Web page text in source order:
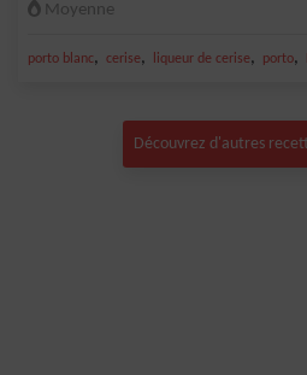
Moyenne
porto blanc, cerise, liqueur de cerise, porto,
Découvrez d'autres